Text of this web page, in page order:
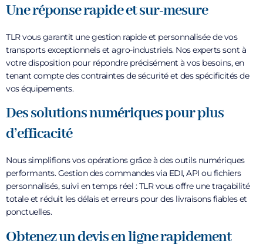
Une réponse rapide et sur-mesure
TLR vous garantit une gestion rapide et personnalisée de vos
transports exceptionnels et agro-industriels. Nos experts sont à
votre disposition pour répondre précisément à vos besoins, en
tenant compte des contraintes de sécurité et des spécificités de
vos équipements.
Des solutions numériques pour plus
d’efficacité
Nous simplifions vos opérations grâce à des outils numériques
performants. Gestion des commandes via EDI, API ou fichiers
personnalisés, suivi en temps réel : TLR vous offre une traçabilité
totale et réduit les délais et erreurs pour des livraisons fiables et
ponctuelles.
Obtenez un devis en ligne rapidement